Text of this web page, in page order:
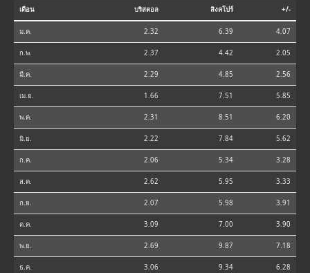
เดือน บริสตอล สิงคโปร์ +/-
ม.ค. 2.32 6.39 4.07
ก.พ. 2.37 4.42 2.05
มี.ค. 2.29 4.85 2.56
เม.ย. 1.66 7.51 5.85
พ.ค. 2.31 8.51 6.20
มิ.ย. 2.22 7.84 5.62
ก.ค. 2.06 5.34 3.28
ส.ค. 2.62 5.95 3.33
ก.ย. 2.07 5.98 3.91
ต.ค. 3.09 7.00 3.90
พ.ย. 2.69 9.87 7.18
ธ.ค. 3.06 9.34 6.28